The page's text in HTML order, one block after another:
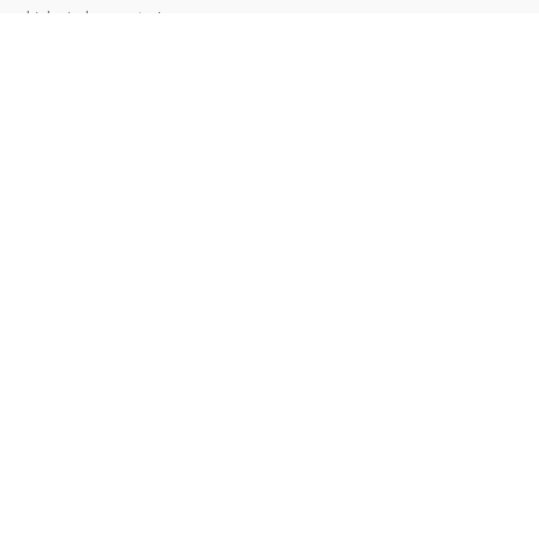
biologische recepten!